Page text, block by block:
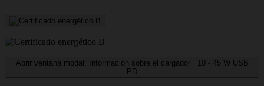
Abrir ventana modal: Información sobre el cargador 10 - 45 W USB
PD